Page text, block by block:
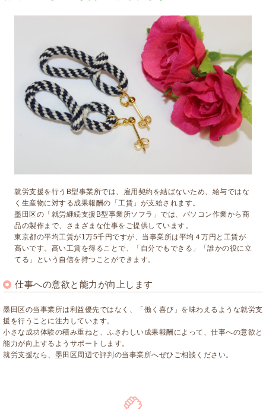
就労支援を行うB型事業所では、雇用契約を結ばないため、給与ではな
く生産物に対する成果報酬の「工賃」が支給されます。
墨田区の「就労継続支援B型事業所ソフラ」では、パソコン作業から商
品の製作まで、さまざまな仕事をご提供しています。
東京都の平均工賃が1万5千円ですが、当事業所は平均４万円と工賃が
高いです。高い工賃を得ることで、「自分でもできる」「誰かの役に立
てる」という自信を持つことができます。
仕事への意欲と能力が向上します
墨田区の当事業所は利益優先ではなく、「働く喜び」を味わえるような就労支
援を行うことに注力しています。
小さな成功体験の積み重ねと、ふさわしい成果報酬によって、仕事への意欲と
能力が向上するようサポートします。
就労支援なら、墨田区周辺で評判の当事業所へぜひご相談ください。